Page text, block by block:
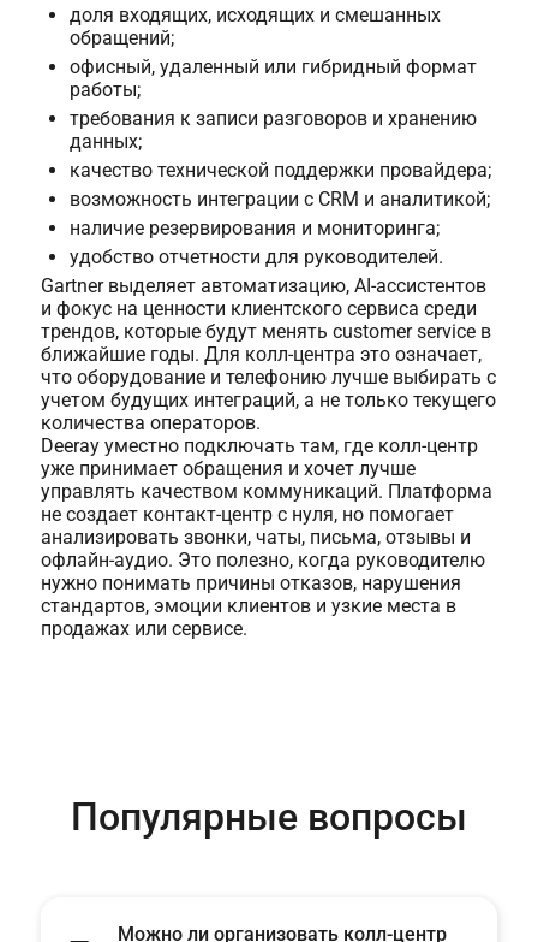
доля входящих, исходящих и смешанных
обращений;
офисный, удаленный или гибридный формат
работы;
требования к записи разговоров и хранению
данных;
качество технической поддержки провайдера;
возможность интеграции с CRM и аналитикой;
наличие резервирования и мониторинга;
удобство отчетности для руководителей.
Gartner выделяет автоматизацию, AI-ассистентов
и фокус на ценности клиентского сервиса среди
трендов, которые будут менять customer service в
ближайшие годы. Для колл-центра это означает,
что оборудование и телефонию лучше выбирать с
учетом будущих интеграций, а не только текущего
количества операторов.
Deeray уместно подключать там, где колл-центр
уже принимает обращения и хочет лучше
управлять качеством коммуникаций. Платформа
не создает контакт-центр с нуля, но помогает
анализировать звонки, чаты, письма, отзывы и
офлайн-аудио. Это полезно, когда руководителю
нужно понимать причины отказов, нарушения
стандартов, эмоции клиентов и узкие места в
продажах или сервисе.
Популярные вопросы
Можно ли организовать колл-центр